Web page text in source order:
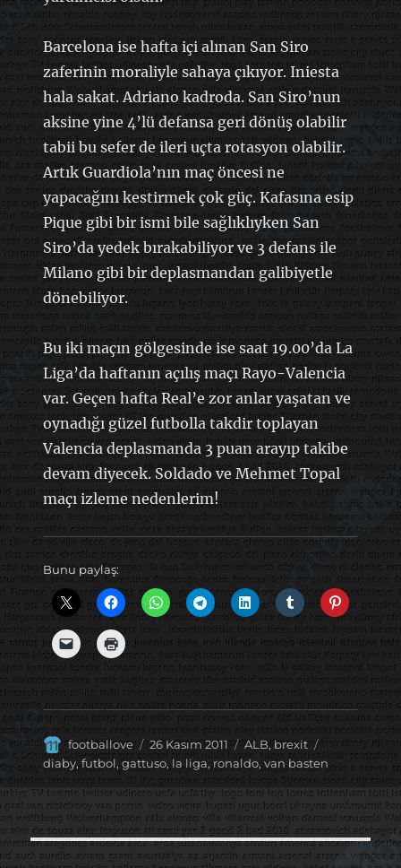
Barcelona ise hafta içi alınan San Siro
zaferinin moraliyle sahaya çıkıyor. Iniesta
hala sakat. Adriano kadroda. San Siro’nun
aksine yine 4’lü defansa geri dönüş olabilir
tabii bu sefer de ileri uçta rotasyon olabilir.
Artık Guardiola’nın maç öncesi ne
yapacağını kestirmek çok güç. Kafasına esip
Pique gibi bir ismi bile sağlıklıyken San
Siro’da yedek bırakabiliyor ve 3 defans ile
Milano gibi bir deplasmandan galibiyetle
dönebiliyor.
Bu iki maçın gölgesinde ise saat 19.00’da La
Liga’da haftanın açılış maçı Rayo-Valencia
var. Geçen hafta Real’e zor anlar yaşatan ve
oynadığı güzel futbolla takdir toplayan
Valencia deplasmanda 3 puan arayıp takibe
devam diyecek. Soldado ve Mehmet Topal
maçı izleme nedenlerim!
Bunu paylaş:
Yazar
footballove
Yayın
tarihi
26 Kasım 2011 Kategoriler
ALB,brexit
diaby, futbol, gattuso, la liga, ronaldo, van basten
Yazı